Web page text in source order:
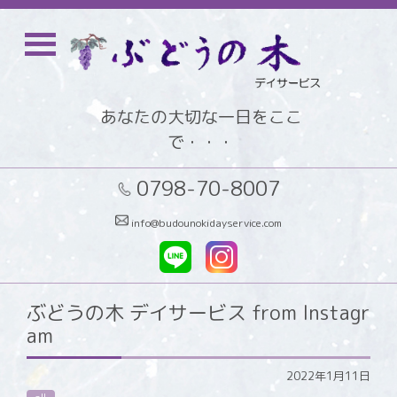
あなたの大切な一日をここ
で・・・
0798-70-8007
info@budounokidayservice.com
ぶどうの木 デイサービス from Instagr
am
2022年1月11日